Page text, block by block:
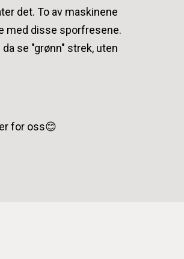
det. To av maskinene
med disse sporfresene.
se "grønn" strek, uten
for oss😊